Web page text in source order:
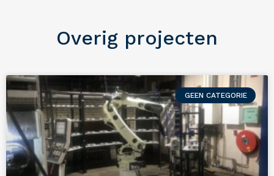
Overig projecten
GEEN CATEGORIE